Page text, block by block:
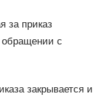
за приказ
с
закрывается и